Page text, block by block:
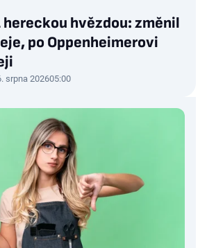
hereckou hvězdou: změnil
po Oppenheimerovi
srpna 202605:00